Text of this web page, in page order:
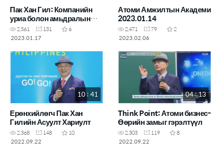
Пак Хан Гил: Компанийн
уриа болон амьдралын
зохиол /Алсын хараагаа
тунхаглах
2,561 131
6
2023.01.17
Атоми Амжилтын Академи
2023.01.14
2,471 79
2
2023.02.06
10 : 41
Ерөнхийлөгч Пак Хан
Гилийн Асуулт Хариулт
2,368 148
10
2022.09.22
04 : 13
Think Point: Атоми бизнес-
Өөрийн замыг гэрэлтүүл
2,303 119
8
2022.09.22